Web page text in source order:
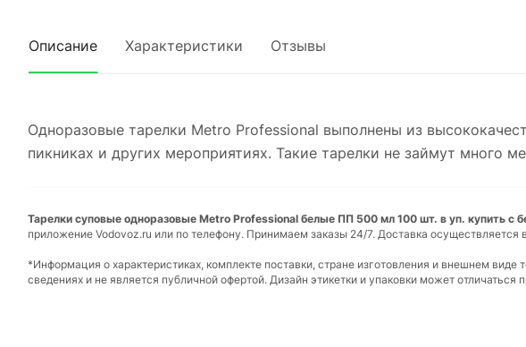
Описание Характеристики Отзывы
Одноразовые тарелки Metro Professional выполнены из
пикниках и других мероприятиях. Такие тарелки не займут много
Тарелки суповые одноразовые Metro Professional белые ПП 500 мл 100 шт. в уп. купить с
приложение Vodovoz.ru или по телефону. Принимаем заказы 24/7. Доставка осуществляется
*Информация о характеристиках, комплекте поставки, стране изготовления и внешнем
сведениях и не является публичной офертой. Дизайн этикетки и упаковки может